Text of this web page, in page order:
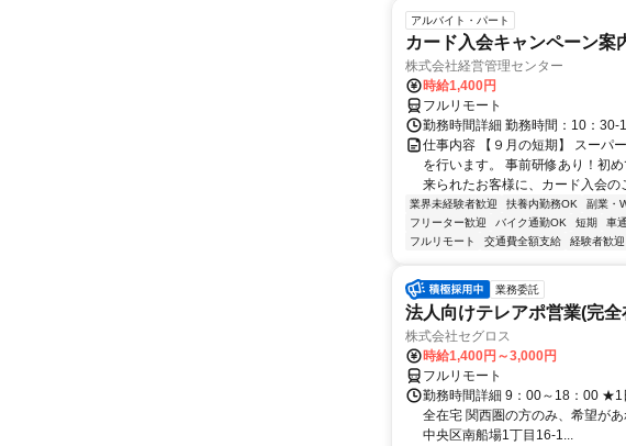
アルバイト・パート
カード入会キャンペーン案
株式会社経営管理センター
時給1,400円
フルリモート
勤務時間詳細 勤務時間：10：30-
仕事内容 【９月の短期】 スーパ
を行います。 事前研修あり！初
来られたお客様に、カード入会の
業界未経験者歓迎 扶養内勤務OK 副業・
フリーター歓迎
バイク通勤OK 短期 車
フルリモート
交通費全額支給 経験者歓迎
業務委託
法人向けテレアポ営業(完
株式会社セグロス
時給1,400円～3,000円
フルリモート
勤務時間詳細 9：00～18：00
全在宅 関西圏の方のみ、希望が
中央区南船場1丁目16-1...